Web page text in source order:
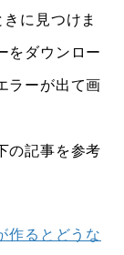
に見つけま
をダウンロー
ラーが出て画
の記事を参考
作るとどうな